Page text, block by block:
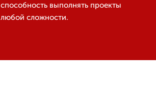
способность выполнять проекты
любой сложности.